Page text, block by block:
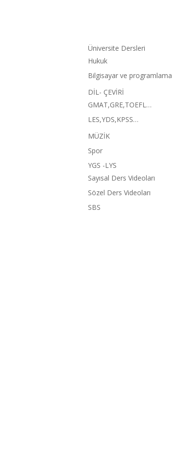
Üniversite Dersleri
Hukuk
Bilgisayar ve programlama
DİL- ÇEVİRİ
GMAT,GRE,TOEFL…
LES,YDS,KPSS…
MÜZİK
Spor
YGS -LYS
Sayısal Ders Videoları
Sözel Ders Videoları
SBS